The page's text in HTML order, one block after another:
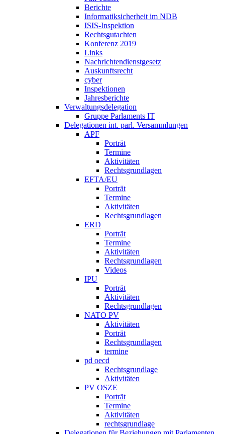
Berichte
Informatiksicherheit ­im NDB
ISIS-Inspektion
Rechtsgutachten
Konferenz 2019
Links
Nachrichtendienstgesetz
Auskunftsrecht
cyber
Inspektionen
Jahresberichte
Verwaltungsdelegation
Gruppe Parlaments IT
Delegationen int. parl. Versammlungen
APF
Porträt
Termine
Aktivitäten
Rechtsgrundlagen
EFTA/EU
Porträt
Termine
Aktivitäten
Rechtsgrundlagen
ERD
Porträt
Termine
Aktivitäten
Rechtsgrundlagen
Videos
IPU
Porträt
Aktivitäten
Rechtsgrundlagen
NATO PV
Aktivitäten
Porträt
Rechtsgrundlagen
termine
pd oecd
Rechtsgrundlage
Aktivitäten
PV OSZE
Porträt
Termine
Aktivitäten
rechtsgrundlage